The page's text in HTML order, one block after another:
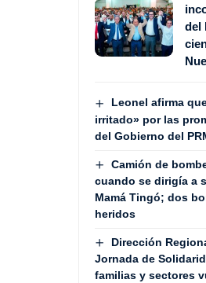
del
Leonel afirma
irritado» por las
del Gobierno del
Camión de
cuando se dirigía a
Mamá Tingó; dos
heridos
Dirección
Jornada de
familias y sectores